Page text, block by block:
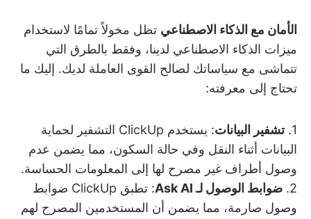
الأمان مع الذكاء الاصطناعي تظل مخولاً تمامًا لاستخدام
ميزات الذكاء الاصطناعي لدينا، وفقط بالطرق التي
تتماشى مع سياساتك لصالح القوى العاملة لديك. إليك ما
تحتاج إلى معرفته:
1. تشفير البيانات
: يستخدم ClickUp التشفير لحماية
البيانات أثناء النقل وفي حالة السكون، مما يضمن عدم
وصول أطراف غير مصرح لها إلى المعلومات الحساسة.
2. ضوابط الوصول لـ Ask AI
: تطبق ClickUp ضوابط
وصول صارمة، مما يضمن أن المستخدمين المصرح لهم